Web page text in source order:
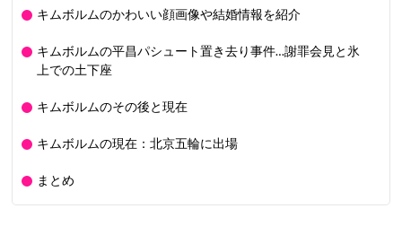
キムボルムのかわいい顔画像や結婚情報を紹介
キムボルムの平昌パシュート置き去り事件…謝罪会見と氷
上での土下座
キムボルムのその後と現在
キムボルムの現在：北京五輪に出場
まとめ